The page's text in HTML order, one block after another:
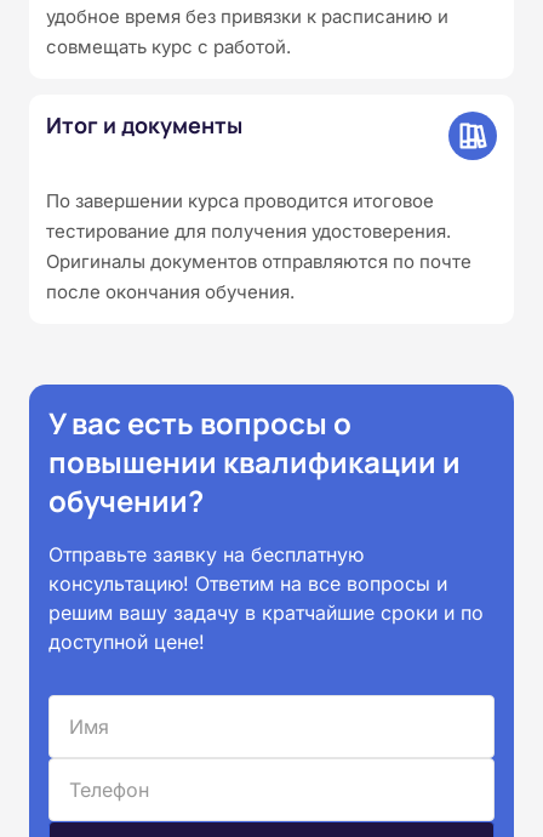
удобное время без привязки к расписанию и
совмещать курс с работой.
Итог и документы
По завершении курса проводится итоговое
тестирование для получения удостоверения.
Оригиналы документов отправляются по почте
после окончания обучения.
У вас есть вопросы о
повышении квалификации и
обучении?
Отправьте заявку на бесплатную
консультацию! Ответим на все вопросы и
решим вашу задачу в кратчайшие сроки и по
доступной цене!